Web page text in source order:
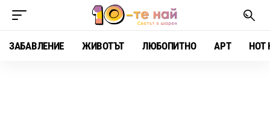
ЗАБАВЛЕНИЕ ЖИВОТЪТ ЛЮБОПИТНО АРТ HOT